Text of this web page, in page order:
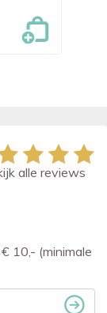
10,- (minimale
alle reviews